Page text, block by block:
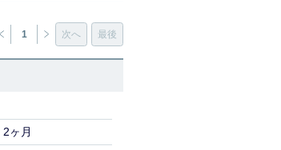
1 次へ 最後
2ヶ月